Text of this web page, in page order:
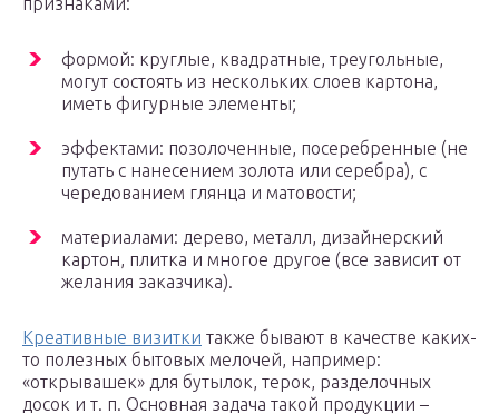
формой: круглые, квадратные, треугольные,
могут состоять из нескольких слоев картона,
иметь фигурные элементы;
эффектами: позолоченные, посеребренные (не
путать с нанесением золота или серебра), с
чередованием глянца и матовости;
материалами: дерево, металл, дизайнерский
картон, плитка и многое другое (все зависит от
желания заказчика).
Креативные визитки также бывают в качестве каких-
то полезных бытовых мелочей, например:
«открывашек» для бутылок, терок, разделочных
досок и т. п. Основная задача такой продукции –